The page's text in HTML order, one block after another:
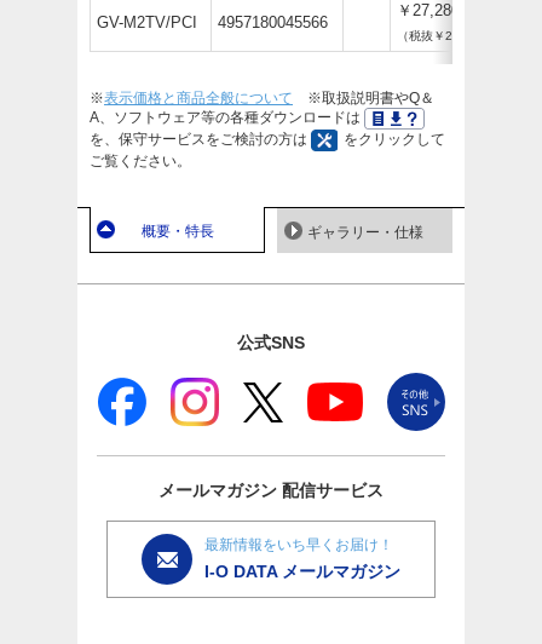
GV-M2TV/PCI 4957180045566
￥27,280
（税抜￥24,800）
※表示価格と商品全般について ※取扱説明書やQ＆
A、ソフトウェア等の各種ダウンロードは
を、保守サービスをご検討の方は
をクリックして
ご覧ください。
概要・特長 ギャラリー・仕様
公式SNS
メールマガジン 配信サービス
最新情報をいち早くお届け！
I-O DATA メールマガジン